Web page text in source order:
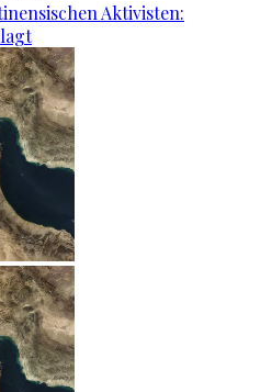
Aktivisten: